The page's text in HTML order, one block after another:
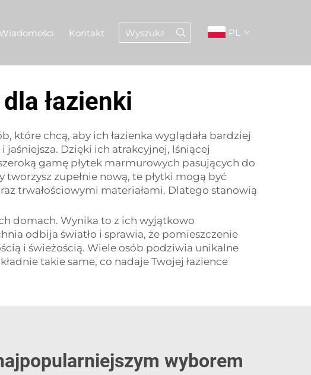
Wiadomości Kontakt PL
łazienki
które chcą, aby ich łazienka wyglądała bardziej
jaśniejsza. Dzięki ich atrakcyjnej, lśniącej
gamę płytek marmurowych pasujących do
zupełnie nową, te płytki mogą być
trwałościowymi materiałami. Dlatego stanowią
domach. Wynika to z ich wyjątkowo
odbija światło i sprawia, że pomieszczenie
i świeżością. Wiele osób podziwia unikalne
takie same, co nadaje Twojej łazience
wyborem